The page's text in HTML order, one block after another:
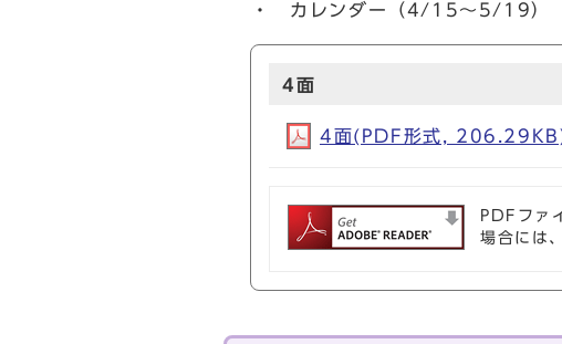
・ カレンダー（4/15～5/19）
4面
4面(PDF形式,
PDFファ
場合には、